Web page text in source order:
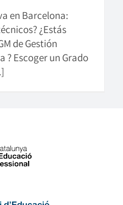
en Barcelona:
¿Estás
de Gestión
Escoger un Grado